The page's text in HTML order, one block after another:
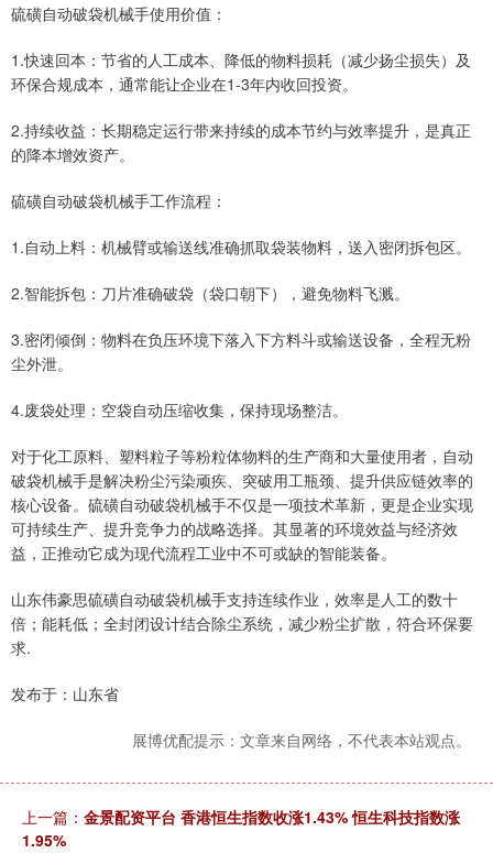
硫磺自动破袋机械手使用价值：
1.快速回本：节省的人工成本、降低的物料损耗（减少扬尘损失）及
环保合规成本，通常能让企业在1-3年内收回投资。
2.持续收益：长期稳定运行带来持续的成本节约与效率提升，是真正
的降本增效资产。
硫磺自动破袋机械手工作流程：
1.自动上料：机械臂或输送线准确抓取袋装物料，送入密闭拆包区。
2.智能拆包：刀片准确破袋（袋口朝下），避免物料飞溅。
3.密闭倾倒：物料在负压环境下落入下方料斗或输送设备，全程无粉
尘外泄。
4.废袋处理：空袋自动压缩收集，保持现场整洁。
对于化工原料、塑料粒子等粉粒体物料的生产商和大量使用者，自动
破袋机械手是解决粉尘污染顽疾、突破用工瓶颈、提升供应链效率的
核心设备。硫磺自动破袋机械手不仅是一项技术革新，更是企业实现
可持续生产、提升竞争力的战略选择。其显著的环境效益与经济效
益，正推动它成为现代流程工业中不可或缺的智能装备。
山东伟豪思硫磺自动破袋机械手支持连续作业，效率是人工的数十
倍；能耗低；全封闭设计结合除尘系统，减少粉尘扩散，符合环保要
求.
发布于：山东省
展博优配提示：文章来自网络，不代表本站观点。
上一篇： 金景配资平台 香港恒生指数收涨1.43% 恒生科技指数涨
1.95%